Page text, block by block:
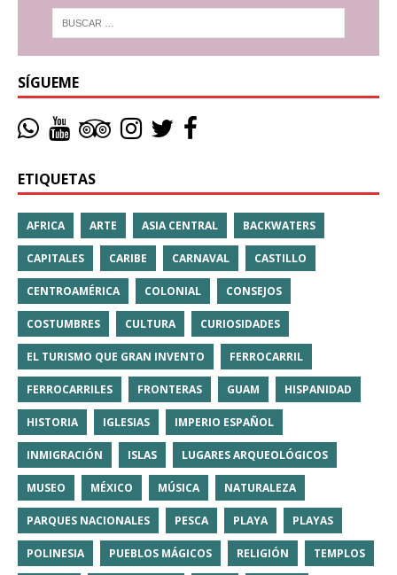
SÍGUEME
ETIQUETAS
AFRICA ARTE ASIA CENTRAL BACKWATERS
CAPITALES CARIBE CARNAVAL CASTILLO
CENTROAMÉRICA COLONIAL CONSEJOS
COSTUMBRES CULTURA CURIOSIDADES
EL TURISMO QUE GRAN INVENTO FERROCARRIL
FERROCARRILES FRONTERAS GUAM HISPANIDAD
HISTORIA IGLESIAS IMPERIO ESPAÑOL
INMIGRACIÓN ISLAS LUGARES ARQUEOLÓGICOS
MUSEO MÉXICO MÚSICA NATURALEZA
PARQUES NACIONALES PESCA PLAYA PLAYAS
POLINESIA PUEBLOS MÁGICOS RELIGIÓN TEMPLOS